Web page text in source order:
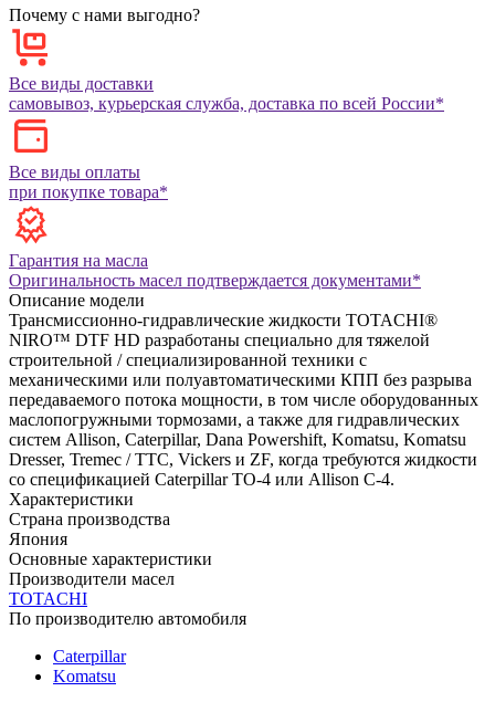
Почему с нами выгодно?
Все виды доставки
самовывоз, курьерская служба, доставка по всей России*
Все виды оплаты
при покупке товара*
Гарантия на масла
Оригинальность масел подтверждается документами*
Описание модели
Трансмиссионно-гидравлические жидкости TOTACHI®
NIRO™ DTF HD разработаны специально для тяжелой
строительной / специализированной техники с
механическими или полуавтоматическими КПП без разрыва
передаваемого потока мощности, в том числе оборудованных
маслопогружными тормозами, а также для гидравлических
систем Allison, Caterpillar, Dana Powershift, Komatsu, Komatsu
Dresser, Tremec / TTC, Vickers и ZF, когда требуются жидкости
со спецификацией Caterpillar TO-4 или Allison C-4.
Характеристики
Страна производства
Япония
Основные характеристики
Производители масел
TOTACHI
По производителю автомобиля
Caterpillar
Komatsu